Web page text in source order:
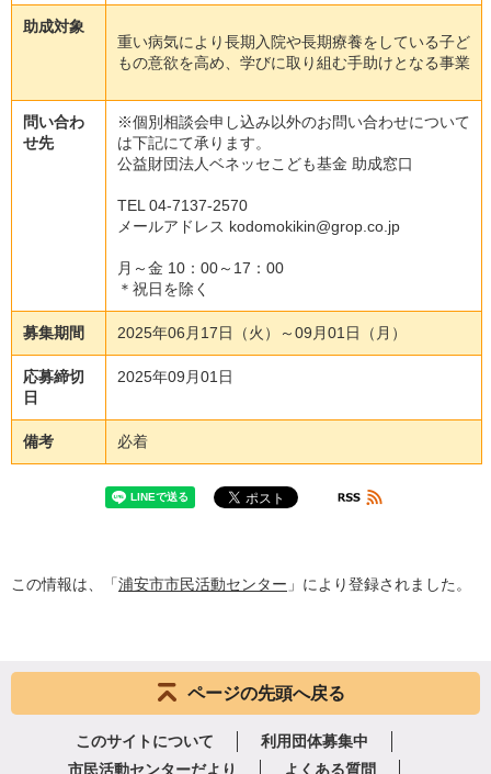
助成対象
重い病気により長期入院や長期療養をしている子ど
もの意欲を高め、学びに取り組む手助けとなる事業
問い合わ
せ先
※個別相談会申し込み以外のお問い合わせについて
は下記にて承ります。
公益財団法人ベネッセこども基金 助成窓口
TEL 04-7137-2570
メールアドレス kodomokikin@grop.co.jp
月～金 10：00～17：00
＊祝日を除く
募集期間 2025年06月17日（火）～09月01日（月）
応募締切
日
2025年09月01日
備考 必着
この情報は、「浦安市市民活動センター 」により登録されました。
ページの先頭へ戻る
このサイトについて
利用団体募集中
市民活動センターだより
よくある質問